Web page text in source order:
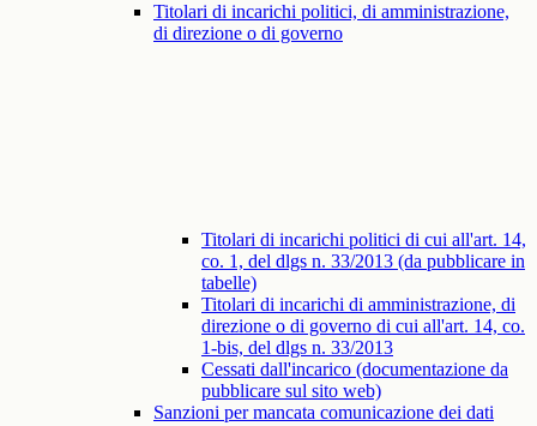
Titolari di incarichi politici, di amministrazione,
di direzione o di governo
Titolari di incarichi politici di cui all'art. 14,
co. 1, del dlgs n. 33/2013 (da pubblicare in
tabelle)
Titolari di incarichi di amministrazione, di
direzione o di governo di cui all'art. 14, co.
1-bis, del dlgs n. 33/2013
Cessati dall'incarico (documentazione da
pubblicare sul sito web)
Sanzioni per mancata comunicazione dei dati